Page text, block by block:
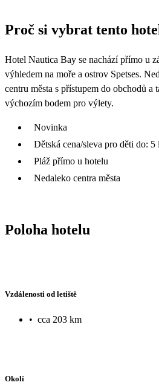
Proč si vybrat tento
Hotel Nautica Bay se nachází přímo u
výhledem na moře a ostrov Spetses.
centru města s přístupem do obchodů a
výchozím bodem pro výlety.
Novinka
Dětská cena/sleva pro děti do: 5
Pláž přímo u hotelu
Nedaleko centra města
Poloha hotelu
Vzdálenosti od letiště
• cca 203 km
Okolí